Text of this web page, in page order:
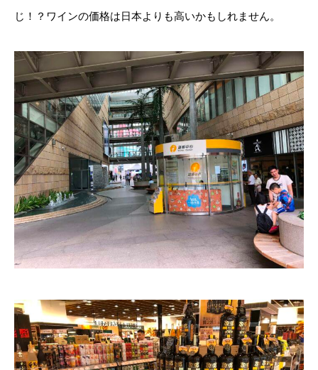
じ！？ワインの価格は日本よりも高いかもしれません。